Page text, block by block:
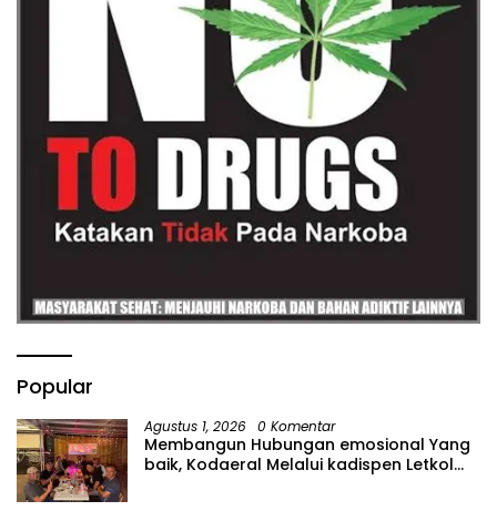
Popular
Agustus 1, 2026 0 Komentar
Membangun Hubungan emosional Yang
baik, Kodaeral Melalui kadispen Letkol